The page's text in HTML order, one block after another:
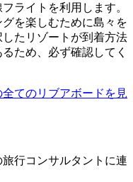
ライトを利用します。
を楽しむために島々を
たリゾートが到着方法
ため、必ず確認してく
全てのリブアボードを見
行コンサルタントに連